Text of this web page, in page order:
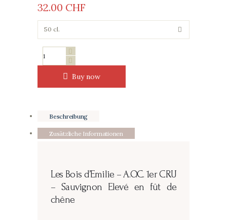
32 00 CHF
Les
Bois
d'Emilie
Menge
Buy now
Beschreibung
Zusätzliche Informationen
Les Bois d’Emilie –A.O.C. 1er CRU
– Sauvignon Elevé en fût de
chêne